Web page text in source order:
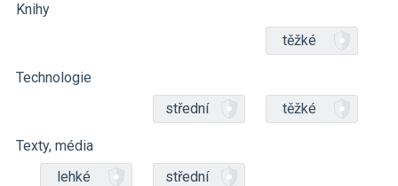
Knihy
těžké
Technologie
střední
těžké
Texty, média
lehké
střední